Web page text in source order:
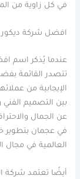
في كل زاوية من
افضل شركة
عندما يُذكر اسم
تتصدر القائمة
الإيجابية من
بين التصميم
عن الجمال
في عجمان بتطوير
العالمية في مجال
أيضًا تعتمد شركة